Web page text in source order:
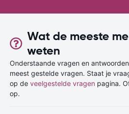
Wat de meeste
weten
Onderstaande vragen en
meest gestelde vragen. Staat je
op de veelgestelde vragen pagina.
op.